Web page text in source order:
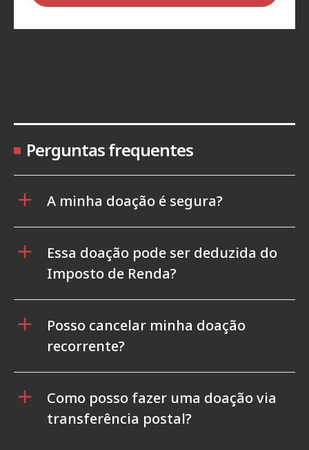
Perguntas frequentes
A minha doação é segura?
Essa doação pode ser deduzida do
Imposto de Renda?
Posso cancelar minha doação
recorrente?
Como posso fazer uma doação via
transferência postal?